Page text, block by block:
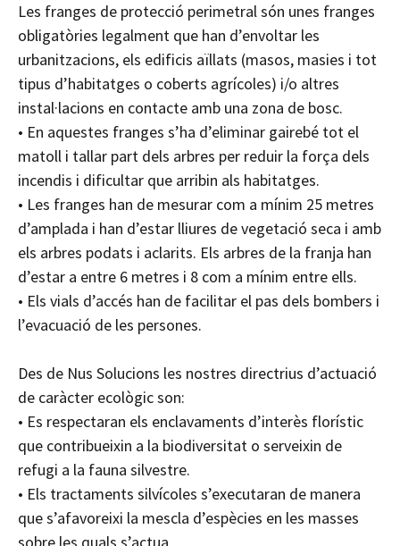
Les franges de protecció perimetral són unes franges
obligatòries legalment que han d’envoltar les
urbanitzacions, els edificis aïllats (masos, masies i tot
tipus d’habitatges o coberts agrícoles) i/o altres
instal·lacions en contacte amb una zona de bosc.
• En aquestes franges s’ha d’eliminar gairebé tot el
matoll i tallar part dels arbres per reduir la força dels
incendis i dificultar que arribin als habitatges.
• Les franges han de mesurar com a mínim 25 metres
d’amplada i han d’estar lliures de vegetació seca i amb
els arbres podats i aclarits. Els arbres de la franja han
d’estar a entre 6 metres i 8 com a mínim entre ells.
• Els vials d’accés han de facilitar el pas dels bombers i
l’evacuació de les persones.
Des de Nus Solucions les nostres directrius d’actuació
de caràcter ecològic son:
• Es respectaran els enclavaments d’interès florístic
que contribueixin a la biodiversitat o serveixin de
refugi a la fauna silvestre.
• Els tractaments silvícoles s’executaran de manera
que s’afavoreixi la mescla d’espècies en les masses